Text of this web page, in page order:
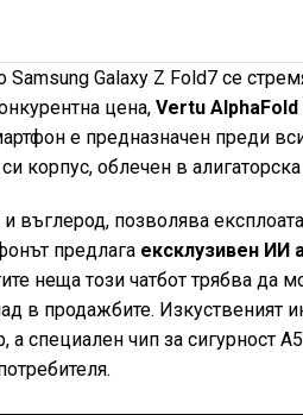
Samsung Galaxy Z Fold7 се
цена,Vertu AlphaFold
е предназначен преди
корпус, облечен в
и въглерод, позволява
предлага ексклузивен ИИ
неща този чатбот трябва да
в продажбите. Изкуственият
а специален чип за сигурност